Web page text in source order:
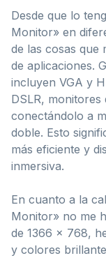
Desde que lo
Monitor» en
de las cosas que
de aplicaciones.
incluyen VGA y
DSLR, monitores
conectándolo a
doble. Esto
más eficiente y
inmersiva.
En cuanto a la
Monitor» no me
de 1366 x 768,
y colores